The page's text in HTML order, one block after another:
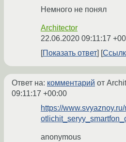
Немного не понял
Architector
22.06.2020 09:11:17
Показать ответ
Ответ на: комментарий от
09:11:17 +00:00
https://
anonymous